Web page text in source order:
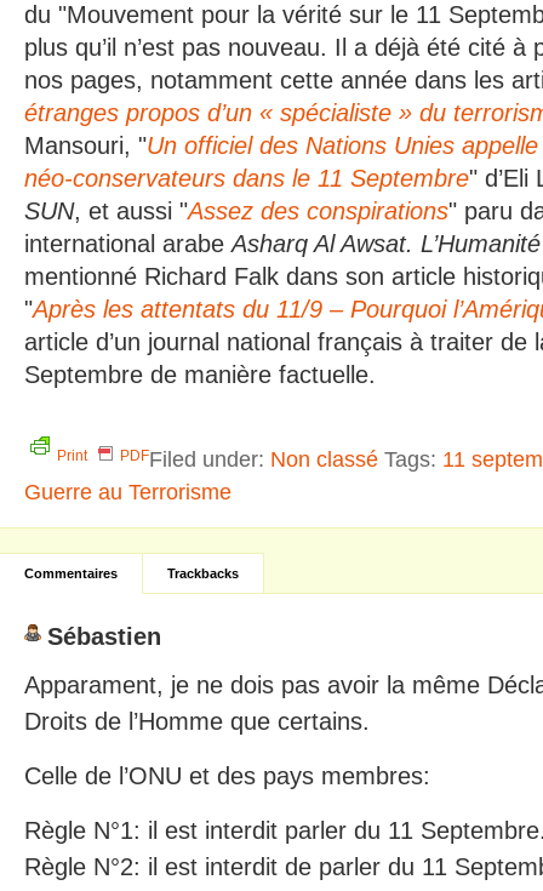
du "Mouvement pour la vérité sur le 11
plus qu’il n’est pas nouveau. Il a déjà été cité à
nos pages, notamment cette année dans les
étranges propos d’un « spécialiste » du
Mansouri, "Un officiel des Nations Unies
néo-conservateurs dans le 11 Septembre" d’Eli
SUN, et aussi "Assez des conspirations" paru
international arabeAsharq Al Awsat.
mentionné Richard Falk dans son article
"Après les attentats du 11/9 – Pourquoi
article d’un journal national français à traiter de
Septembre de manière factuelle.
Print PDFFiled under: Non classé Tags: 11
Guerre au Terrorisme
Commentaires Trackbacks
Sébastien
Apparament, je ne dois pas avoir la même
Droits de l’Homme que certains.
Celle de l’ONU et des pays membres:
Règle N°1: il est interdit parler du 11
Règle N°2: il est interdit de parler du 11